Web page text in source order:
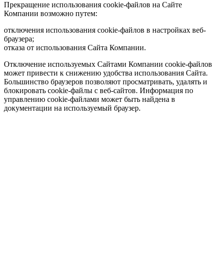
Прекращение использования cookie-файлов на Сайте
Компании возможно путем:
отключения использования cookie-файлов в настройках веб-
браузера;
отказа от использования Сайта Компании.
Отключение используемых Сайтами Компании cookie-файлов
может привести к снижению удобства использования Сайта.
Большинство браузеров позволяют просматривать, удалять и
блокировать cookie-файлы c веб-сайтов. Информация по
управлению cookie-файлами может быть найдена в
документации на используемый браузер.